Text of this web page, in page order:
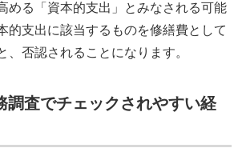
める「資本的支出」とみなされる可能
的支出に該当するものを修繕費として
、否認されることになります。
調査でチェックされやすい経